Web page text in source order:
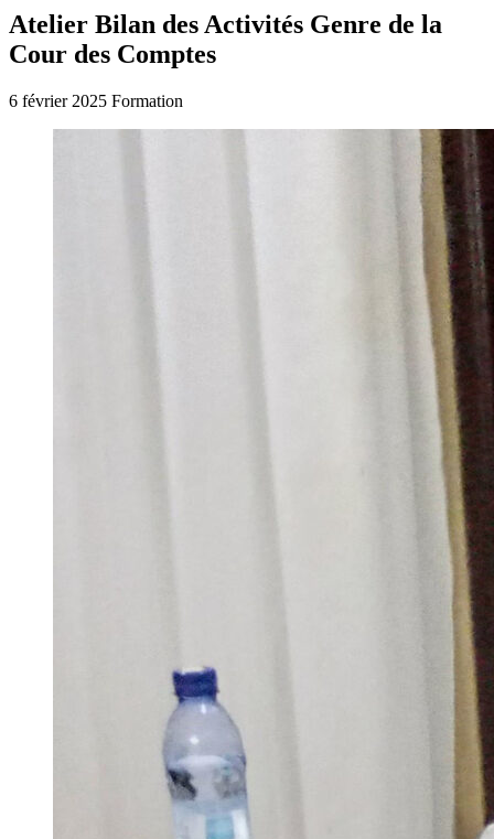
Atelier Bilan des Activités Genre de la
Cour des Comptes
6 février 2025 Formation